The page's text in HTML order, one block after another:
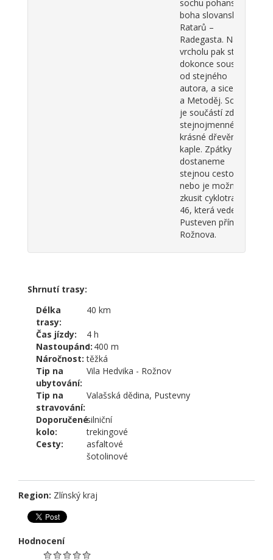
sochu pohanského
boha slovanských
Ratarů –
Radegasta. Na
vrcholu pak stojí
dokonce sousoší
od stejného
autora, a sice Cyril
a Metoděj. Sousoší
je součástí zdejší
stejnojmenné
krásné dřevěné
kaple. Zpátky se
dostaneme
stejnou cestou,
nebo je možné
zkusit cyklotrasu
46, která vede z
Pusteven přímo do
Rožnova.
Shrnutí trasy:
Délka
trasy:
40 km
Čas jízdy:
4 h
Nastoupáno:1 400 m
Náročnost:těžká
Tip na
ubytování:
Vila Hedvika - Rožnov
Tip na
stravování:
Valašská dědina, Pustevny
Doporučené
kolo:
silniční
trekingové
Cesty:
asfaltové
šotolinové
Region: Zlínský kraj
Hodnocení